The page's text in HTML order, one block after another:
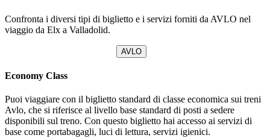
Confronta i diversi tipi di biglietto e i servizi forniti da AVLO nel
viaggio da Elx a Valladolid.
AVLO
Economy Class
Puoi viaggiare con il biglietto standard di classe economica sui treni
Avlo, che si riferisce al livello base standard di posti a sedere
disponibili sul treno. Con questo biglietto hai accesso ai servizi di
base come portabagagli, luci di lettura, servizi igienici.